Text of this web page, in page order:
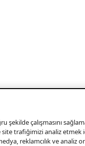
şekilde çalışmasını
trafiğimizi analiz etmek
reklamcılık ve analiz